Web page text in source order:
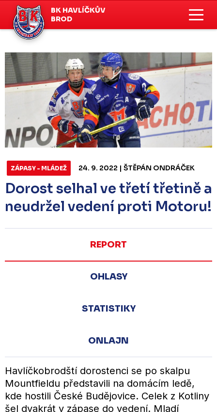
BK HAVLÍČKŮV
BROD
ZÁPASY - MLÁDEŽ 24. 9. 2022 | ŠTĚPÁN ONDRÁČEK
Dorost selhal ve třetí třetině a
neudržel vedení proti Motoru!
REPORT
OHLASY
STATISTIKY
ONLAJN
Havlíčkobrodští dorostenci se po skalpu
Mountfieldu představili na domácím ledě,
kde hostili České Budějovice. Celek z Kotliny
šel dvakrát v zápase do vedení. Mladí